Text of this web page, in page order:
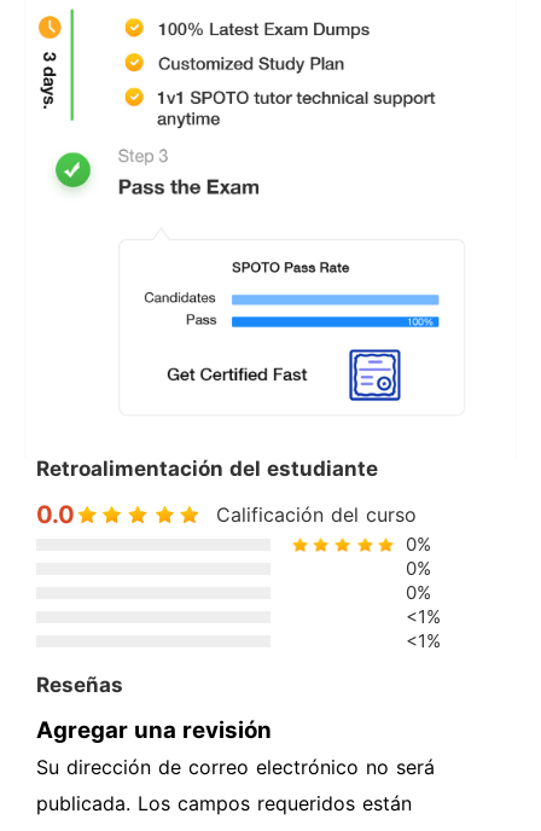
Retroalimentación del estudiante
0.0 Calificación del curso
0%
0%
0%
<1%
<1%
Reseñas
Agregar una revisión
Su dirección de correo electrónico no será
publicada. Los campos requeridos están